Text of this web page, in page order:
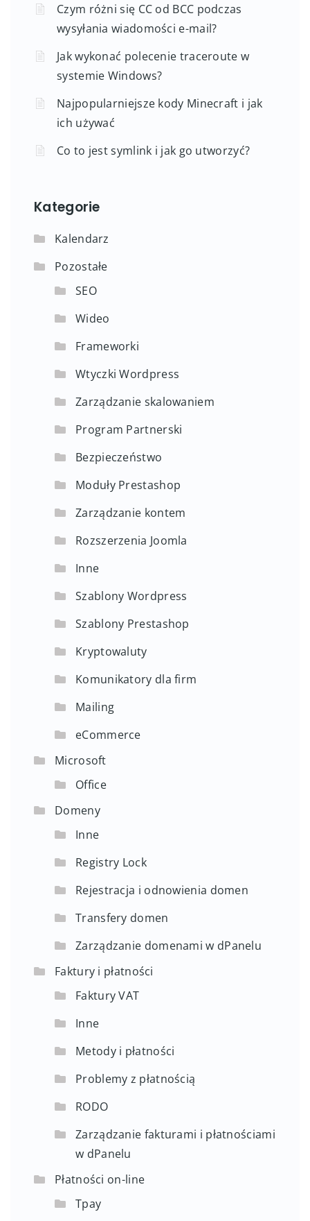
Czym różni się CC od BCC podczas
wysyłania wiadomości e-mail?
Jak wykonać polecenie traceroute w
systemie Windows?
Najpopularniejsze kody Minecraft i jak
ich używać
Co to jest symlink i jak go utworzyć?
Kategorie
Kalendarz
Pozostałe
SEO
Wideo
Frameworki
Wtyczki Wordpress
Zarządzanie skalowaniem
Program Partnerski
Bezpieczeństwo
Moduły Prestashop
Zarządzanie kontem
Rozszerzenia Joomla
Inne
Szablony Wordpress
Szablony Prestashop
Kryptowaluty
Komunikatory dla firm
Mailing
eCommerce
Microsoft
Office
Domeny
Inne
Registry Lock
Rejestracja i odnowienia domen
Transfery domen
Zarządzanie domenami w dPanelu
Faktury i płatności
Faktury VAT
Inne
Metody i płatności
Problemy z płatnością
RODO
Zarządzanie fakturami i płatnościami
w dPanelu
Płatności on-line
Tpay